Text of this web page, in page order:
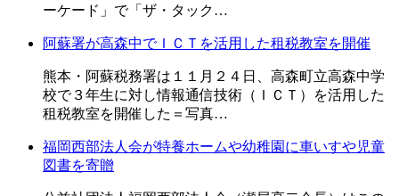
ーケード」で「ザ・タック…
阿蘇署が高森中でＩＣＴを活用した租税教室を開催
熊本・阿蘇税務署は１１月２４日、高森町立高森中学
校で３年生に対し情報通信技術（ＩＣＴ）を活用した
租税教室を開催した＝写真…
福岡西部法人会が特養ホームや幼稚園に車いすや児童
図書を寄贈